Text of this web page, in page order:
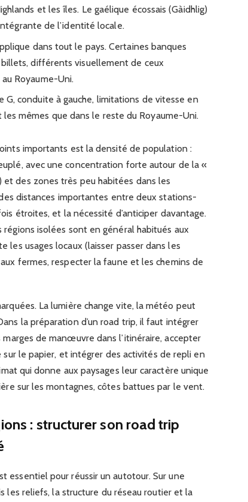
et les îles. Le gaélique écossais (Gàidhlig)
de l’identité locale.
dans tout le pays. Certaines banques
différents visuellement de ceux
Royaume-Uni.
G, conduite à gauche, limitations de vitesse en
mêmes que dans le reste du Royaume-Uni.
importants est la densité de population :
avec une concentration forte autour de la «
des zones très peu habitées dans les
distances importantes entre deux stations-
étroites, et la nécessité d’anticiper davantage.
régions isolées sont en général habitués aux
les usages locaux (laisser passer dans les
fermes, respecter la faune et les chemins de
La lumière change vite, la météo peut
la préparation d’un road trip, il faut intégrer
de manœuvre dans l’itinéraire, accepter
le papier, et intégrer des activités de repli en
qui donne aux paysages leur caractère unique
sur les montagnes, côtes battues par le vent.
: structurer son road trip
essentiel pour réussir un autotour. Sur une
les reliefs, la structure du réseau routier et la